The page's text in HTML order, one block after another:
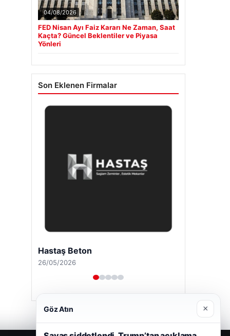
04/08/2026
FED Nisan Ayı Faiz Kararı Ne Zaman, Saat
Kaçta? Güncel Beklentiler ve Piyasa
Yönleri
Son Eklenen Firmalar
Enes Kaplan Avukatlık Bürosu
28/04/2026
Göz Atın ×